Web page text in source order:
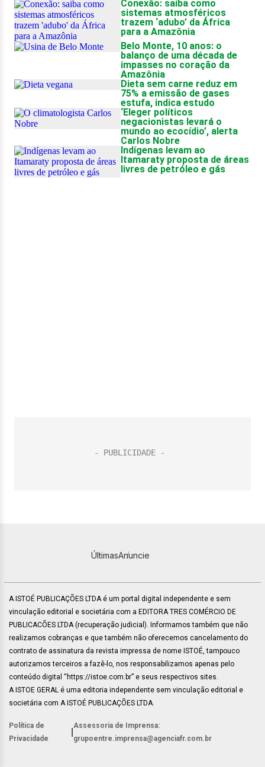
ÚltimasAnuncie
A ISTOÉ PUBLICAÇÕES LTDA é um portal digital independente e sem
vinculação editorial e societária com a EDITORA TRES COMÉRCIO DE
PUBLICACÕES LTDA (recuperação judicial). Informamos também que não
realizamos cobranças e que também não oferecemos cancelamento do
contrato de assinatura da revista impressa de nome ISTOÉ, tampouco
autorizamos terceiros a fazê-lo, nos responsabilizamos apenas pelo
conteúdo digital “https://istoe.com.br” e seus respectivos sites.
A ISTOE GERAL é uma editoria independente sem vinculação editorial e
societária com A ISTOÉ PUBLICAÇÕES LTDA.
Política de
Privacidade
Assessoria de Imprensa:
grupoentre.imprensa@agenciafr.com.br